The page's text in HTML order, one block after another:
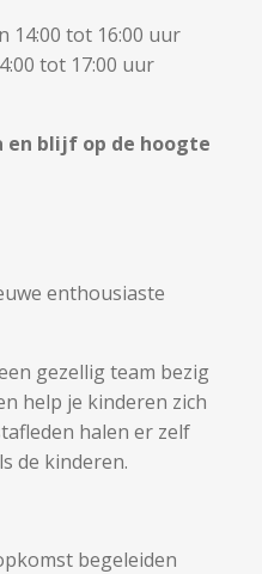
14:00 tot 16:00 uur
tot 17:00 uur
en blijf op de hoogte
enthousiaste
gezellig team bezig
help je kinderen zich
halen er zelf
de kinderen.
begeleiden